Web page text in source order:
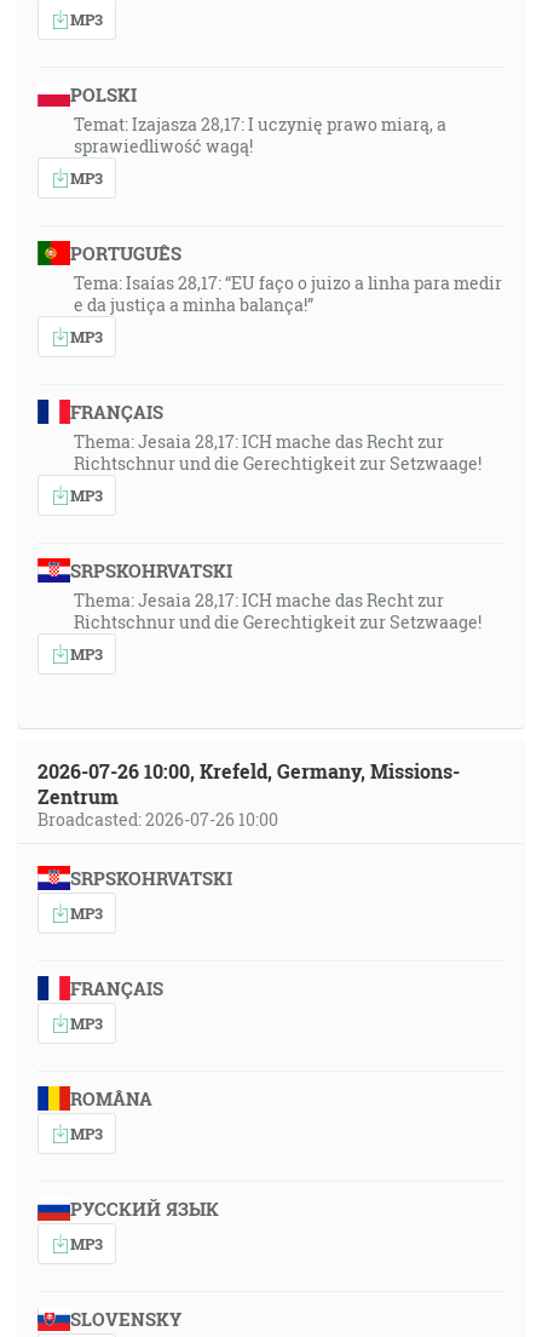
MP3
POLSKI
Temat: Izajasza 28,17: I uczynię prawo miarą, a
sprawiedliwość wagą!
MP3
PORTUGUÊS
Tema: Isaías 28,17: “EU faço o juizo a linha para medir
e da justiça a minha balança!”
MP3
FRANÇAIS
Thema: Jesaia 28,17: ICH mache das Recht zur
Richtschnur und die Gerechtigkeit zur Setzwaage!
MP3
SRPSKOHRVATSKI
Thema: Jesaia 28,17: ICH mache das Recht zur
Richtschnur und die Gerechtigkeit zur Setzwaage!
MP3
2026-07-26 10:00, Krefeld, Germany, Missions-
Zentrum
Broadcasted: 2026-07-26 10:00
SRPSKOHRVATSKI
MP3
FRANÇAIS
MP3
ROMÂNA
MP3
РУССКИЙ ЯЗЫК
MP3
SLOVENSKY